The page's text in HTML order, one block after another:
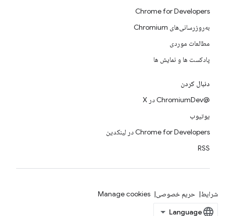
Chrome for Developers
به‌روزرسانی‌های Chromium
مطالعات موردی
پادکست ها و نمایش ها
دنبال کردن
@ChromiumDev در X
یوتیوب
Chrome for Developers در لینکدین
RSS
شرایط حریم خصوصی Manage cookies